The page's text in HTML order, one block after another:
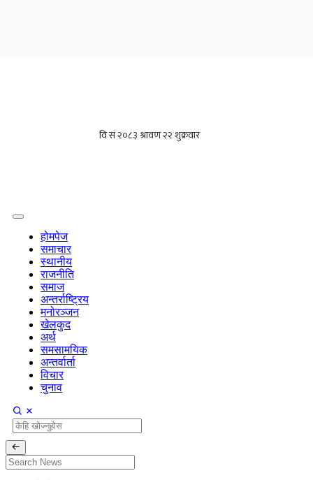
होमपेज
समाचार
स्थानीय
राजनीति
समाज
अन्तर्राष्ट्रिय
मनोरञ्जन
खेलकुद
अर्थ
समसामयिक
अन्तर्वार्ता
विचार
चुनाव